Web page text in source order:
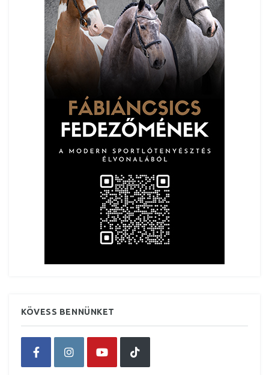
KÖVESS BENNÜNKET